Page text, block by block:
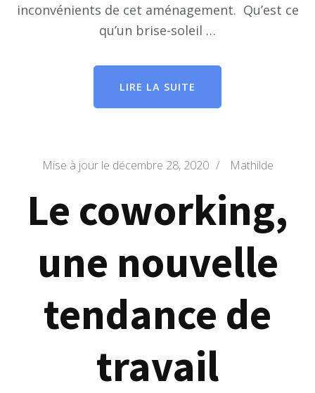
inconvénients de cet aménagement. Qu’est ce
qu’un brise-soleil …
LIRE LA SUITE
Mise à jour le décembre 28, 2020 / Mathilde
Le coworking,
une nouvelle
tendance de
travail